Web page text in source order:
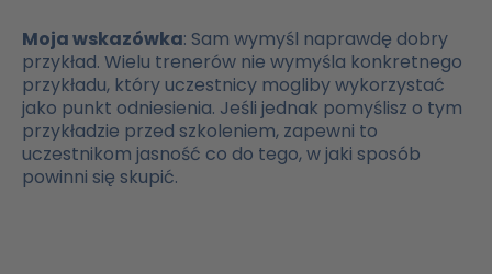
Moja wskazówka: Sam wymyśl naprawdę dobry
przykład. Wielu trenerów nie wymyśla konkretnego
przykładu, który uczestnicy mogliby wykorzystać
jako punkt odniesienia. Jeśli jednak pomyślisz o tym
przykładzie przed szkoleniem, zapewni to
uczestnikom jasność co do tego, w jaki sposób
powinni się skupić.